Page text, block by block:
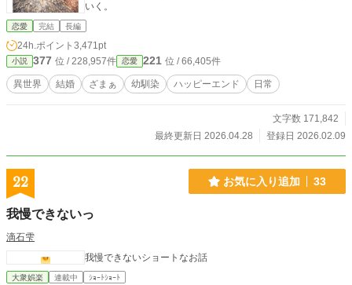
いく。
恋愛 完結 長編
24h.ポイント 3,471pt
小説 377 位 / 228,957件 恋愛 221 位 / 66,405件
異世界 結婚 ざまぁ 幼馴染 ハッピーエンド 日常
文字数 171,842
最終更新日 2026.04.28
登録日 2026.02.09
22 お気に入り追加 33
我慢できないっ
滴石雫
我慢できないショートなお話
大衆娯楽 連載中 ｼｮｰﾄｼｮｰﾄ